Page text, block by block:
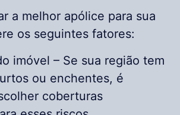
a melhor apólice para sua
os seguintes fatores:
imóvel – Se sua região tem
ou enchentes, é
coberturas